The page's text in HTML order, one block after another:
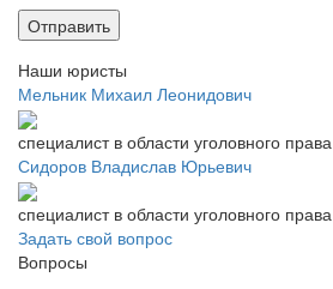
Наши юристы
Мельник Михаил Леонидович
специалист в области уголовного права
Сидоров Владислав Юрьевич
специалист в области уголовного права
Задать свой вопрос
Вопросы